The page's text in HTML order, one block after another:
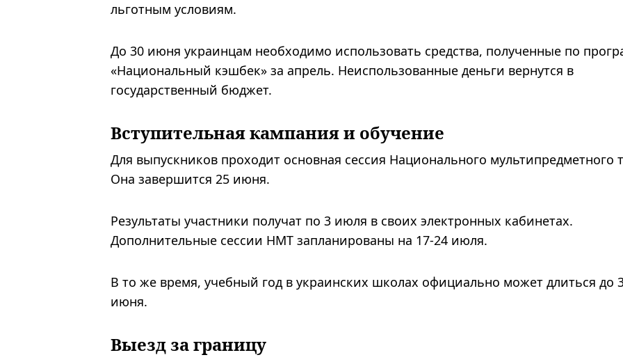
льготным условиям.
До 30 июня украинцам необходимо использовать средства, полученные по
«Национальный кэшбек» за апрель. Неиспользованные деньги вернутся в
государственный бюджет.
Вступительная кампания и обучение
Для выпускников проходит основная сессия Национального мультипредметного
Она завершится 25 июня.
Результаты участники получат по 3 июля в своих электронных кабинетах.
Дополнительные сессии НМТ запланированы на 17-24 июля.
В то же время, учебный год в украинских школах официально может длиться до
июня.
Выезд за границу